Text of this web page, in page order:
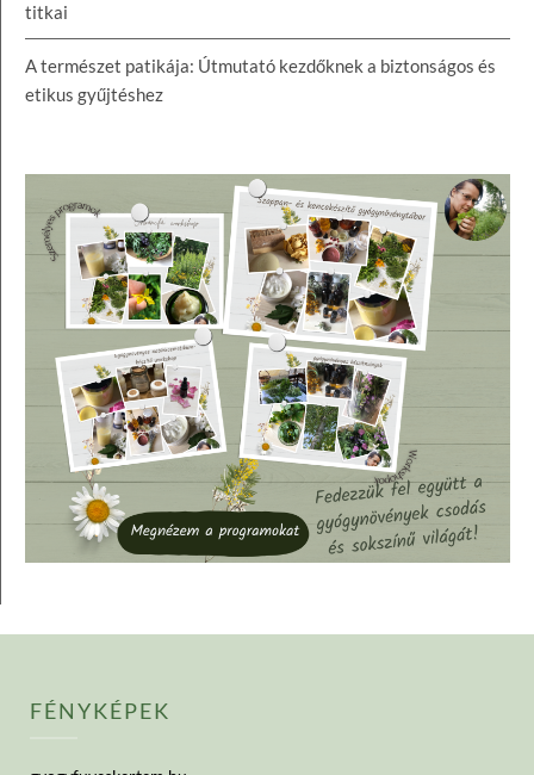
titkai
A természet patikája: Útmutató kezdőknek a biztonságos és
etikus gyűjtéshez
FÉNYKÉPEK